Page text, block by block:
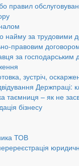
правил
найму за трудовими
правовим
за
зустріч,
Держпраці:
таємниця – як не
бізнесу
ТОВ